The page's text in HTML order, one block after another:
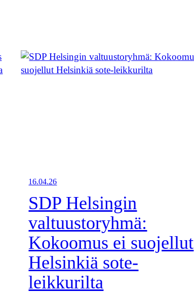
16.04.26
SDP Helsingin
valtuustoryhmä:
Kokoomus ei suojellut
Helsinkiä sote-
leikkurilta